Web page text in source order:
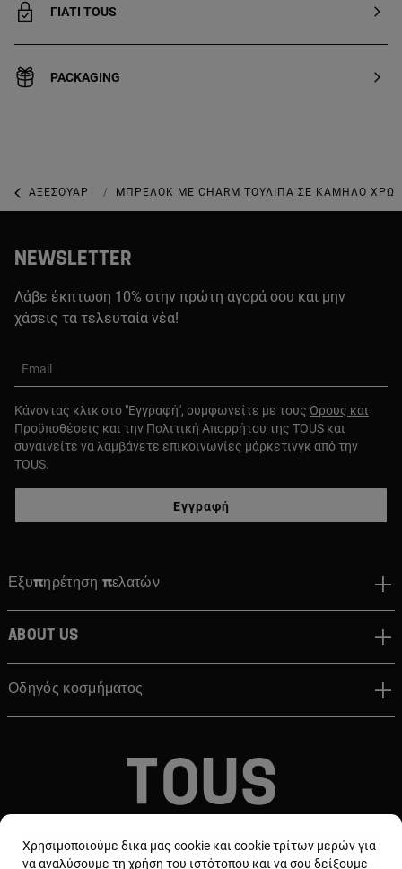
ΓΙΑΤΙ TOUS
PACKAGING
ΑΞΕΣΟΥΆΡ ΜΠΡΕΛΌΚ ΚΑΙ ΦΥΛΑΧΤΆ ΓΙΑ ΤΣΆΝΤΕΣ
ΜΠΡΕΛΌΚ ΜΕ CHARM ΤΟΥΛΊΠΑ ΣΕ ΚΑΜΗΛΌ
NEWSLETTER
Λάβε έκπτωση 10% στην πρώτη αγορά σου και μην
χάσεις τα τελευταία νέα!
Email
Κάνοντας κλικ στο "Εγγραφή", συμφωνείτε με τους Όρους και
Προϋποθέσεις και την Πολιτική Απορρήτου της TOUS και
συναινείτε να λαμβάνετε επικοινωνίες μάρκετινγκ από την
TOUS.
Εγγραφή
Εξυπηρέτηση πελατών
About us
Οδηγός κοσμήματος
Χρησιμοποιούμε δικά μας cookie και cookie τρίτων μερών για
να αναλύσουμε τη χρήση του ιστότοπου και να σου δείξουμε